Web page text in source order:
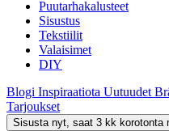
Puutarhakalusteet
Sisustus
Tekstiilit
Valaisimet
DIY
Blogi Inspiraatiota Uutuudet
Tarjoukset
Sisusta nyt, saat 3 kk korotonta